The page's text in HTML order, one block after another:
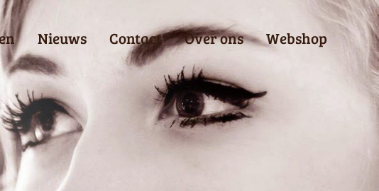
Nieuws Contact Over ons Webshop